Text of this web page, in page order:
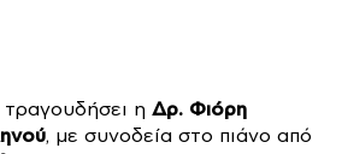
η Δρ. Φιόρη
, με συνοδεία στο πιάνο από